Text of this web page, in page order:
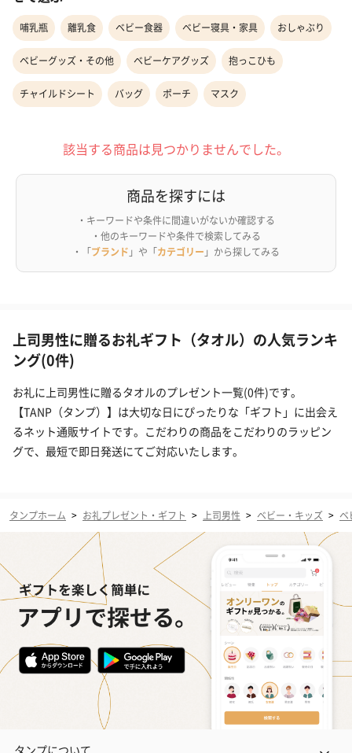
哺乳瓶 離乳食 ベビー食器 ベビー寝具・家具 おしゃぶり
ベビーグッズ・その他 ベビーケアグッズ 抱っこひも
チャイルドシート バッグ ポーチ マスク
該当する商品は見つかりませんでした。
商品を探すには
・キーワードや条件に間違いがないか確認する
・他のキーワードや条件で検索してみる
・「ブランド 」や「カテゴリー 」から探してみる
上司男性に贈るお礼ギフト（タオル）の人気ランキ
ング(0件)
お礼に上司男性に贈るタオルのプレゼント一覧(0件)です。
【TANP（タンプ）】は大切な日にぴったりな「ギフト」に出会え
るネット通販サイトです。こだわりの商品をこだわりのラッピン
グで、最短で即日発送にてご対応いたします。
タンプホーム > お礼プレゼント・ギフト > 上司男性 > ベビー・キッズ > ベ